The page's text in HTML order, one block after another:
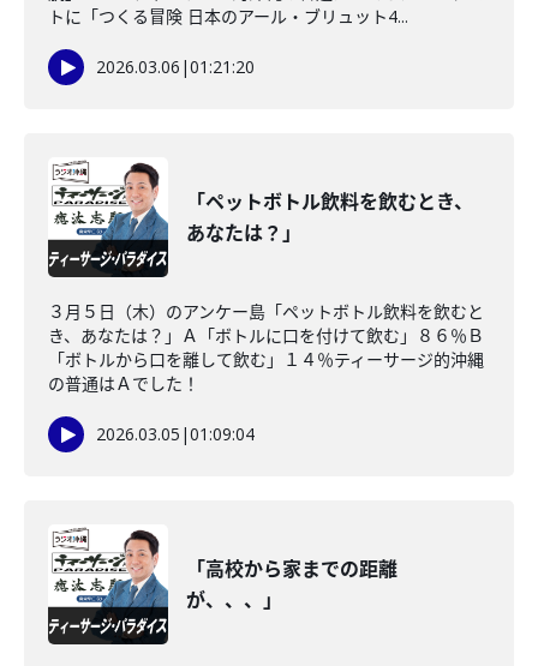
トに「つくる冒険 日本のアール・ブリュット4...
2026.03.06 |01:21:20
「ペットボトル飲料を飲むとき、
あなたは？」
３月５日（木）のアンケー島「ペットボトル飲料を飲むと
き、あなたは？」Ａ「ボトルに口を付けて飲む」８６％Ｂ
「ボトルから口を離して飲む」１４％ティーサージ的沖縄
の普通はＡでした！
2026.03.05 |01:09:04
「高校から家までの距離
が、、、」